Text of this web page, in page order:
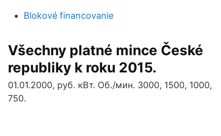
Blokové financovanie
Všechny platné mince České
republiky k roku 2015.
01.01.2000, руб. кВт. Об./мин. 3000, 1500, 1000,
750.